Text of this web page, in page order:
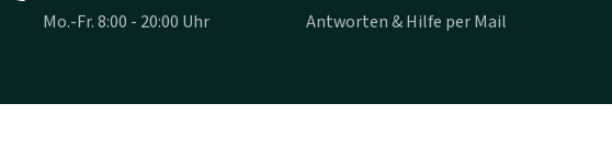
Mo.-Fr. 8:00 - 20:00 Uhr Antworten & Hilfe per Mail